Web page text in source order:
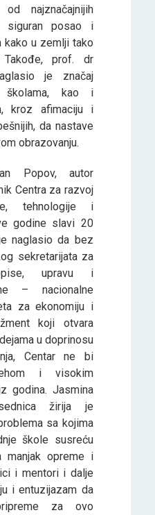
najznačajnijih
siguran posao i
kako u zemlji tako
prof. dr
je značaj
školama, kao i
kroz afimaciju i
da nastave
obrazovanju.
Popov, autor
Centra za razvoj
tehnologije i
godine slavi 20
naglasio da bez
sekretarijata za
upravu i
– nacionalne
za ekonomiju i
koji otvara
u doprinosu
Centar ne bi
i visokim
godina. Jasmina
žirija je
sa kojima
škole susreću
opreme i
i mentori i dalje
i entuzijazam da
za ovo